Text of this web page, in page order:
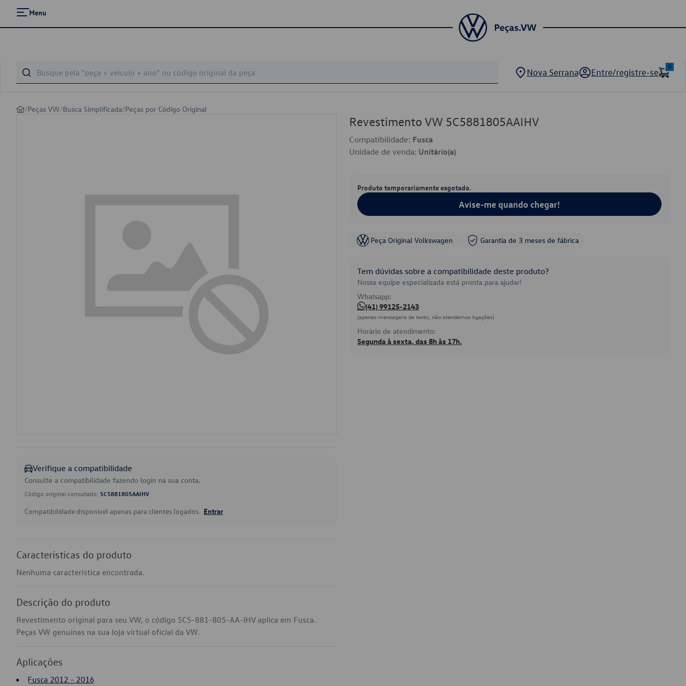
Menu
Nova Serrana Entre/registre-se
0
/Peças VW/Busca Simplificada/Peças por Código Original
Verifique a compatibilidade
Consulte a compatibilidade fazendo login na sua conta.
Código original consultado: 5C5881805AAIHV
Compatibilidade disponível apenas para clientes logados. Entrar
Características do produto
Nenhuma característica encontrada.
Descrição do produto
Revestimento original para seu VW, o código 5C5-881-805-AA-IHV aplica em Fusca.
Peças VW genuínas na sua loja virtual oficial da VW.
Aplicações
Fusca 2012 - 2016
Revestimento VW 5C5881805AAIHV
Compatibilidade: Fusca
Unidade de venda: Unitário(a)
Produto temporariamente esgotado.
Avise-me quando chegar!
Peça Original Volkswagen Garantia de 3 meses de fábrica
Tem dúvidas sobre a compatibilidade deste produto?
Nossa equipe especializada está pronta para ajudar!
Whatsapp:
(41) 99125-2143
(apenas mensagens de texto, não atendemos ligações)
Horário de atendimento:
Segunda à sexta, das 8h às 17h.